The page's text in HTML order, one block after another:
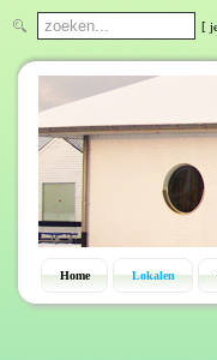
[
Home Lokalen